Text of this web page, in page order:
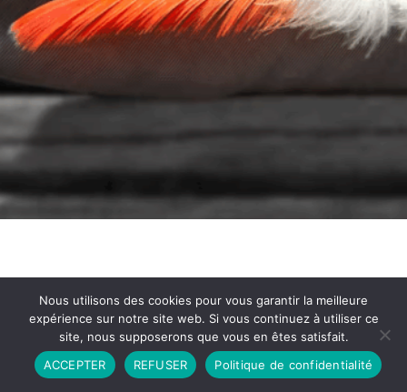
Partenariat Contact
Politique de Confidentialité
CGU
Copyright © 2026 - Propulsé par DIEUDUDIABLE
Nous utilisons des cookies pour vous garantir la meilleure
expérience sur notre site web. Si vous continuez à utiliser ce
site, nous supposerons que vous en êtes satisfait.
ACCEPTER
REFUSER Politique de confidentialité